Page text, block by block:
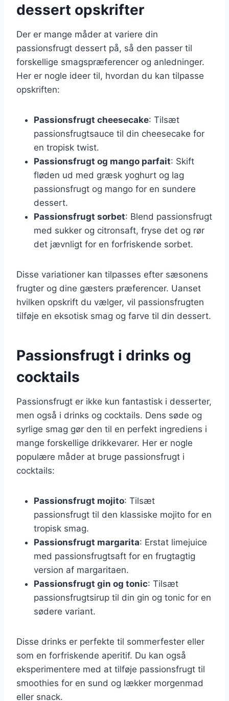
dessert opskrifter
Der er mange måder at variere din
passionsfrugt dessert på, så den passer til
forskellige smagspræferencer og anledninger.
Her er nogle ideer til, hvordan du kan tilpasse
opskriften:
Passionsfrugt cheesecake: Tilsæt
passionsfrugtsauce til din cheesecake for
en tropisk twist.
Passionsfrugt og mango parfait: Skift
fløden ud med græsk yoghurt og lag
passionsfrugt og mango for en sundere
dessert.
Passionsfrugt sorbet: Blend passionsfrugt
med sukker og citronsaft, fryse det og rør
det jævnligt for en forfriskende sorbet.
Disse variationer kan tilpasses efter sæsonens
frugter og dine gæsters præferencer. Uanset
hvilken opskrift du vælger, vil passionsfrugten
tilføje en eksotisk smag og farve til din dessert.
Passionsfrugt i drinks og
cocktails
Passionsfrugt er ikke kun fantastisk i desserter,
men også i drinks og cocktails. Dens søde og
syrlige smag gør den til en perfekt ingrediens i
mange forskellige drikkevarer. Her er nogle
populære måder at bruge passionsfrugt i
cocktails:
Passionsfrugt mojito: Tilsæt
passionsfrugt til den klassiske mojito for en
tropisk smag.
Passionsfrugt margarita: Erstat limejuice
med passionsfrugtsaft for en frugtagtig
version af margaritaen.
Passionsfrugt gin og tonic: Tilsæt
passionsfrugtsirup til din gin og tonic for en
sødere variant.
Disse drinks er perfekte til sommerfester eller
som en forfriskende aperitif. Du kan også
eksperimentere med at tilføje passionsfrugt til
smoothies for en sund og lækker morgenmad
eller snack.